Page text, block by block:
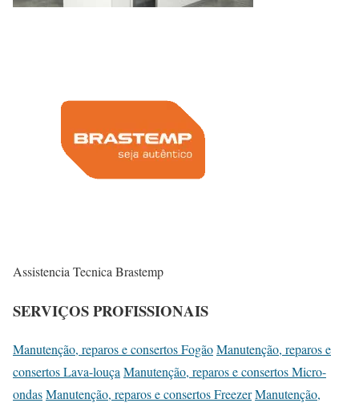
Assistencia Tecnica Brastemp
SERVIÇOS PROFISSIONAIS
Manutenção, reparos e consertos FogãoManutenção, reparos e
consertos Lava-louçaManutenção, reparos e consertos Micro-
ondasManutenção, reparos e consertos FreezerManutenção,